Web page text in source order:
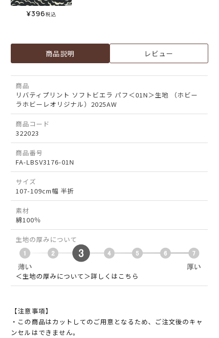
¥396税込
商品説明 レビュー
商品
リバティプリント ソフトビエラ パフ＜01N＞生地 （ホビー
ラホビーレオリジナル）2025AW
商品コード
322023
商品番号
FA-LBSV3176-01N
サイズ
107-109cm幅 半折
素材
綿100％
生地の厚みについて
＜生地の厚みについて＞詳しくはこちら
【注意事項】
・この商品はカットしてのご用意となるため、ご注文後のキャ
ンセルはできません。